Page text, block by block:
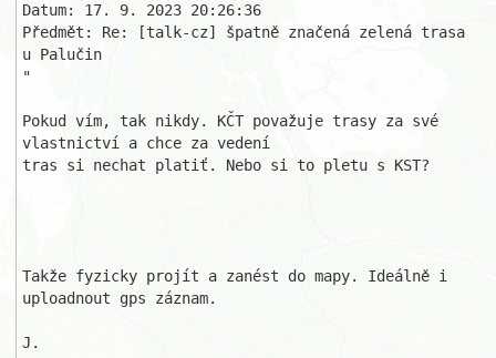
Datum: 17. 9. 2023 20:26:36
Předmět: Re: [talk-cz] špatně značená zelená trasa
u Palučin
"
Pokud vím, tak nikdy. KČT považuje trasy za své
vlastnictví a chce za vedení
tras si nechat platiť. Nebo si to pletu s KST?
Takže fyzicky projít a zanést do mapy. Ideálně i
uploadnout gps záznam.
J.